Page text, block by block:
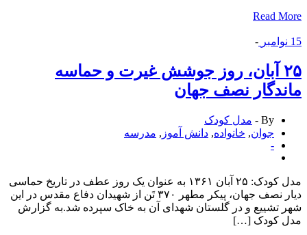
Read
۲۵ آبان، روز جوشش غیرت و حماسه
نصف جهان
By -
مدل کودک
جوان,خانواده,دانش آموز مدرسه
مدل کودک: ۲۵ آبان ۱۳۶۱ به عنوان یک روز عطف در تاریخ حماسی
دیار نصف جهان، پیکر مطهر ۳۷۰ تَن از شهیدان دفاع مقدس در این
تشییع و در گلستان شهدای آن به خاک سپرده شد.به گزارش
کودک […]